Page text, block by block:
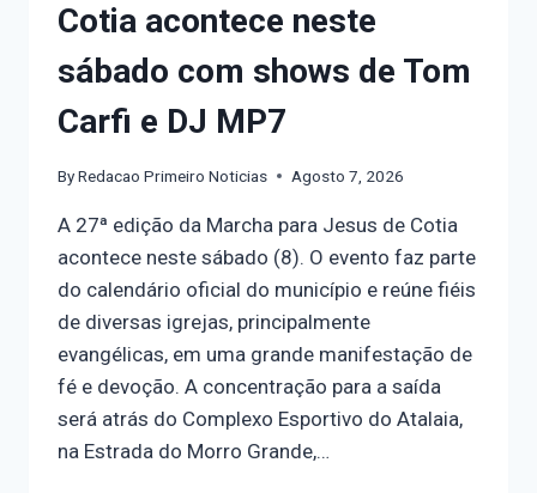
Cotia acontece neste
sábado com shows de Tom
Carfi e DJ MP7
ByRedacao Primeiro Noticias Agosto 7, 2026
A 27ª edição da Marcha para Jesus de Cotia
acontece neste sábado (8). O evento faz parte
do calendário oficial do município e reúne fiéis
de diversas igrejas, principalmente
evangélicas, em uma grande manifestação de
fé e devoção. A concentração para a saída
será atrás do Complexo Esportivo do Atalaia,
na Estrada do Morro Grande,…